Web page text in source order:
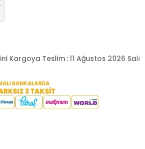
Kargoya Teslim:11 Ağustos 2026 Salı